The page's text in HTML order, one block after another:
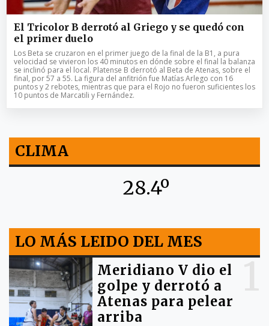
El Tricolor B derrotó al Griego y se quedó con
el primer duelo
Los Beta se cruzaron en el primer juego de la final de la B1, a pura
velocidad se vivieron los 40 minutos en dónde sobre el final la balanza
se inclinó para el local. Platense B derrotó al Beta de Atenas, sobre el
final, por 57 a 55. La figura del anfitrión fue Matías Arlego con 16
puntos y 2 rebotes, mientras que para el Rojo no fueron suficientes los
10 puntos de Marcatili y Fernández.
CLIMA
28.4º
LO MÁS LEIDO DEL MES
Meridiano V dio el
golpe y derrotó a
Atenas para pelear
arriba